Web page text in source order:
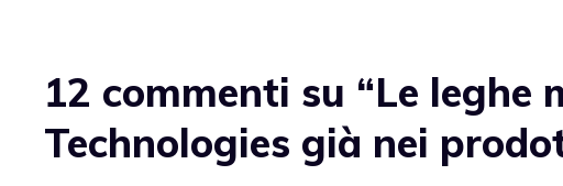
12 commenti su “Le
Technologies già nei